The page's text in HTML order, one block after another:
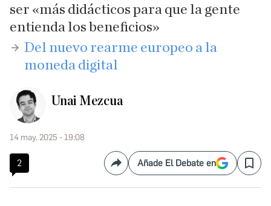
ser «más didácticos para que la gente
entienda los beneficios»
​Del nuevo rearme europeo a la
moneda digital
Unai Mezcua
14 may. 2025 - 19:08
2 CompartirAñade El Debate en Save